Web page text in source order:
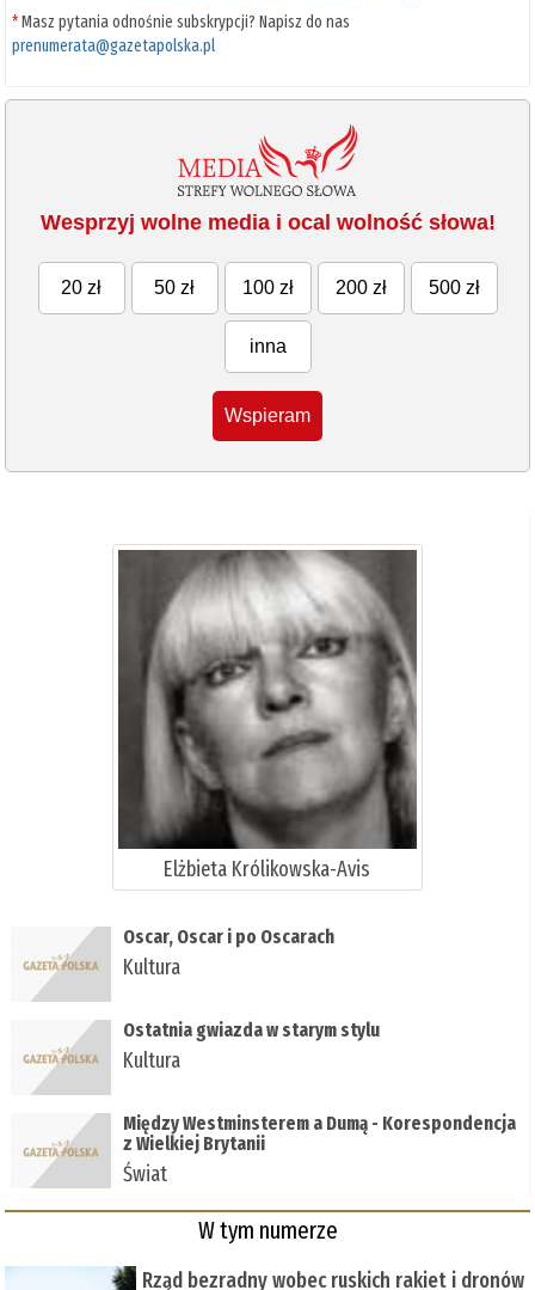
*Masz pytania odnośnie subskrypcji? Napisz do nas
prenumerata@gazetapolska.pl
Wesprzyj wolne media i ocal wolność słowa!
20 zł 50 zł 100 zł 200 zł 500 zł
inna
Wspieram
Elżbieta Królikowska-Avis
Oscar, Oscar i po Oscarach
Kultura
Ostatnia gwiazda w starym stylu
Kultura
Między Westminsterem a Dumą - Korespondencja
z Wielkiej Brytanii
Świat
W tym numerze
Rząd bezradny wobec ruskich rakiet i dronów